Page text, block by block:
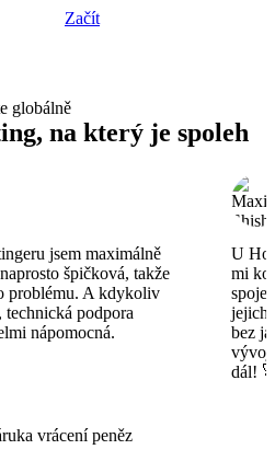
Začít
na který je spoleh
jsem maximálně
špičková, takže
problému. A kdykoliv
podpora
nápomocná.
U
mi
jejich
bez
dál!
vrácení peněz